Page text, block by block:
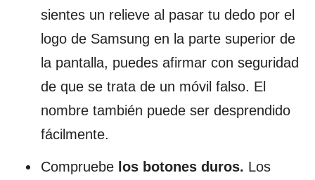
sientes un relieve al pasar tu dedo por el
logo de Samsung en la parte superior de
la pantalla, puedes afirmar con seguridad
de que se trata de un móvil falso. El
nombre también puede ser desprendido
fácilmente.
Compruebe los botones duros. Los